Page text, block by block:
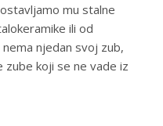
mu stalne
ili od
njedan svoj zub,
zube koji se ne vade iz